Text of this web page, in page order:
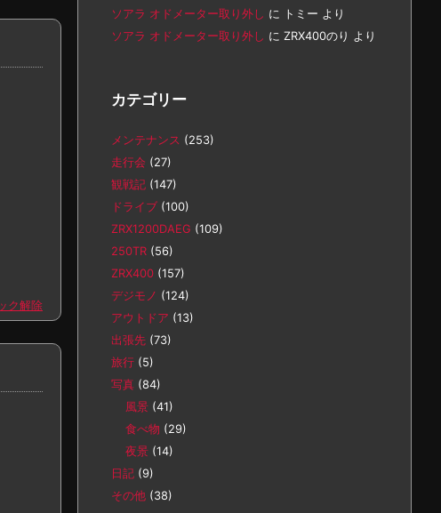
ク解除
ソアラ オドメーター取り外し に トミー より
ソアラ オドメーター取り外し に ZRX400のり より
カテゴリー
メンテナンス (253)
走行会 (27)
観戦記 (147)
ドライブ (100)
ZRX1200DAEG (109)
250TR (56)
ZRX400 (157)
デジモノ (124)
アウトドア (13)
出張先 (73)
旅行 (5)
写真 (84)
風景 (41)
食べ物 (29)
夜景 (14)
日記 (9)
その他 (38)